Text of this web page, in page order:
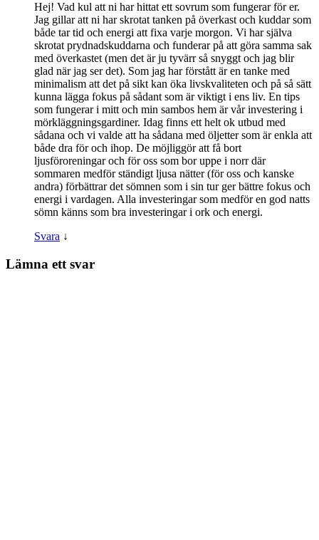
Hej! Vad kul att ni har hittat ett sovrum som fungerar för er.
Jag gillar att ni har skrotat tanken på överkast och kuddar som
både tar tid och energi att fixa varje morgon. Vi har själva
skrotat prydnadskuddarna och funderar på att göra samma sak
med överkastet (men det är ju tyvärr så snyggt och jag blir
glad när jag ser det). Som jag har förstått är en tanke med
minimalism att det på sikt kan öka livskvaliteten och på så sätt
kunna lägga fokus på sådant som är viktigt i ens liv. En tips
som fungerar i mitt och min sambos hem är vår investering i
mörkläggningsgardiner. Idag finns ett helt ok utbud med
sådana och vi valde att ha sådana med öljetter som är enkla att
både dra för och ihop. De möjliggör att få bort
ljusföroreningar och för oss som bor uppe i norr där
sommaren medför ständigt ljusa nätter (för oss och kanske
andra) förbättrar det sömnen som i sin tur ger bättre fokus och
energi i vardagen. Alla investeringar som medför en god natts
sömn känns som bra investeringar i ork och energi.
Svara ↓
Lämna ett svar